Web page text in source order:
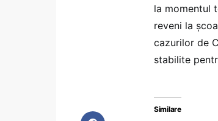
la momentul
reveni la
cazurilor de
stabilite
Similare